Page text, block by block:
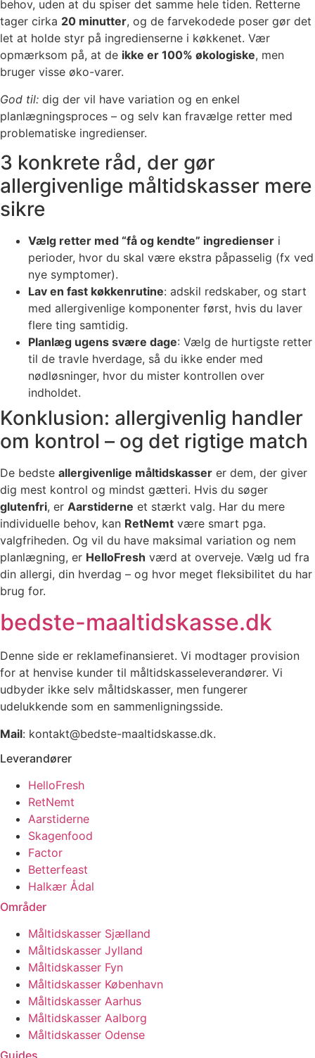
behov, uden at du spiser det samme hele tiden. Retterne
tager cirka 20 minutter, og de farvekodede poser gør det
let at holde styr på ingredienserne i køkkenet. Vær
opmærksom på, at de ikke er 100% økologiske, men
bruger visse øko-varer.
God til: dig der vil have variation og en enkel
planlægningsproces – og selv kan fravælge retter med
problematiske ingredienser.
3 konkrete råd, der gør
allergivenlige måltidskasser mere
sikre
Vælg retter med “få og kendte” ingredienser i
perioder, hvor du skal være ekstra påpasselig (fx ved
nye symptomer).
Lav en fast køkkenrutine: adskil redskaber, og start
med allergivenlige komponenter først, hvis du laver
flere ting samtidig.
Planlæg ugens svære dage: Vælg de hurtigste retter
til de travle hverdage, så du ikke ender med
nødløsninger, hvor du mister kontrollen over
indholdet.
Konklusion: allergivenlig handler
om kontrol – og det rigtige match
De bedste allergivenlige måltidskasser er dem, der giver
dig mest kontrol og mindst gætteri. Hvis du søger
glutenfri, er Aarstiderne et stærkt valg. Har du mere
individuelle behov, kan RetNemt være smart pga.
valgfriheden. Og vil du have maksimal variation og nem
planlægning, er HelloFresh værd at overveje. Vælg ud fra
din allergi, din hverdag – og hvor meget fleksibilitet du har
brug for.
bedste-maaltidskasse.dk
Denne side er reklamefinansieret. Vi modtager provision
for at henvise kunder til måltidskasseleverandører. Vi
udbyder ikke selv måltidskasser, men fungerer
udelukkende som en sammenligningsside.
Mail: kontakt@bedste-maaltidskasse.dk.
Leverandører
HelloFresh
RetNemt
Aarstiderne
Skagenfood
Factor
Betterfeast
Halkær Ådal
Områder
Måltidskasser Sjælland
Måltidskasser Jylland
Måltidskasser Fyn
Måltidskasser København
Måltidskasser Aarhus
Måltidskasser Aalborg
Måltidskasser Odense